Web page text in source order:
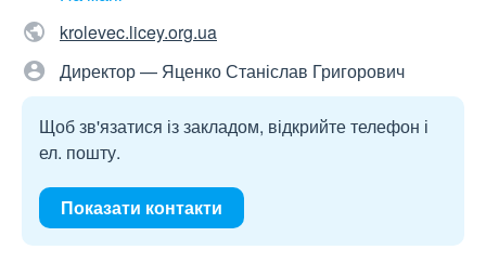
krolevec.licey.org.ua
Директор — Яценко Станіслав Григорович
Щоб зв'язатися із закладом, відкрийте телефон і
ел. пошту.
Показати контакти